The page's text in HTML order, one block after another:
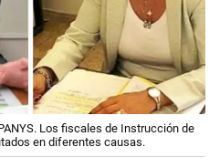
Los fiscales de Instrucción de
en diferentes causas.